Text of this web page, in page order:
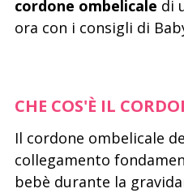
cordone ombelicale di
ora con i consigli di
CHE COS'È IL
Il cordone ombelicale
collegamento
bebè durante la